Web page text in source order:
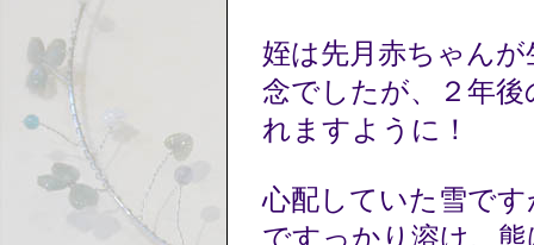
姪は先月赤ちゃん
念でしたが、２年
れますように！
心配していた雪で
ですっかり溶け、